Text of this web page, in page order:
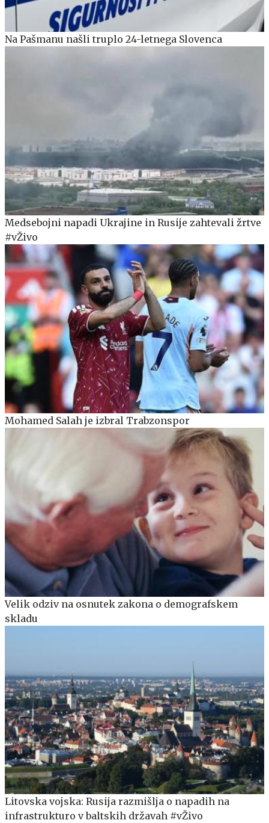
Na Pašmanu našli truplo 24-letnega Slovenca
Medsebojni napadi Ukrajine in Rusije zahtevali žrtve
#vŽivo
Mohamed Salah je izbral Trabzonspor
Velik odziv na osnutek zakona o demografskem
skladu
Litovska vojska: Rusija razmišlja o napadih na
infrastrukturo v baltskih državah #vŽivo